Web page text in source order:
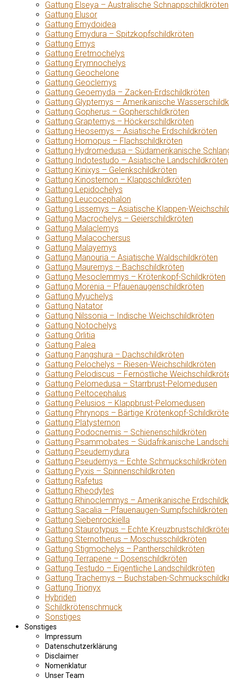
Gattung Elseya – Australische Schnappschildkröten
Gattung Elusor
Gattung Emydoidea
Gattung Emydura – Spitzkopfschildkröten
Gattung Emys
Gattung Eretmochelys
Gattung Erymnochelys
Gattung Geochelone
Gattung Geoclemys
Gattung Geoemyda – Zacken-Erdschildkröten
Gattung Glyptemys – Amerikanische
Gattung Gopherus – Gopherschildkröten
Gattung Graptemys – Höckerschildkröten
Gattung Heosemys – Asiatische Erdschildkröten
Gattung Homopus – Flachschildkröten
Gattung Hydromedusa – Südamerikanische
Gattung Indotestudo – Asiatische Landschildkröten
Gattung Kinixys – Gelenkschildkröten
Gattung Kinosternon – Klappschildkröten
Gattung Lepidochelys
Gattung Leucocephalon
Gattung Lissemys – Asiatische Klappen-
Gattung Macrochelys – Geierschildkröten
Gattung Malaclemys
Gattung Malacochersus
Gattung Malayemys
Gattung Manouria – Asiatische Waldschildkröten
Gattung Mauremys – Bachschildkröten
Gattung Mesoclemmys – Krötenkopf-Schildkröten
Gattung Morenia – Pfauenaugenschildkröten
Gattung Myuchelys
Gattung Natator
Gattung Nilssonia – Indische Weichschildkröten
Gattung Notochelys
Gattung Orlitia
Gattung Palea
Gattung Pangshura – Dachschildkröten
Gattung Pelochelys – Riesen-Weichschildkröten
Gattung Pelodiscus – Fernöstliche
Gattung Pelomedusa – Starrbrust-Pelomedusen
Gattung Peltocephalus
Gattung Pelusios – Klappbrust-Pelomedusen
Gattung Phrynops – Bärtige Krötenkopf-
Gattung Platysternon
Gattung Podocnemis – Schienenschildkröten
Gattung Psammobates – Südafrikanische
Gattung Pseudemydura
Gattung Pseudemys – Echte Schmuckschildkröten
Gattung Pyxis – Spinnenschildkröten
Gattung Rafetus
Gattung Rheodytes
Gattung Rhinoclemmys – Amerikanische
Gattung Sacalia – Pfauenaugen-Sumpfschildkröten
Gattung Siebenrockiella
Gattung Staurotypus – Echte
Gattung Sternotherus – Moschusschildkröten
Gattung Stigmochelys – Pantherschildkröten
Gattung Terrapene – Dosenschildkröten
Gattung Testudo – Eigentliche Landschildkröten
Gattung Trachemys – Buchstaben-
Gattung Trionyx
Hybriden
Schildkrötenschmuck
Sonstiges
Sonstiges
Impressum
Datenschutzerklärung
Disclaimer
Nomenklatur
Unser Team